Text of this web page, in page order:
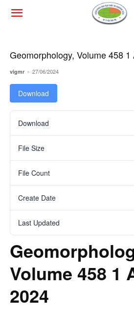
Geomorphology, Volume 458
vigmr - 27/06/2024
Download
Download
File Size
File Count
Create Date
Last Updated
Volume 458 1
2024